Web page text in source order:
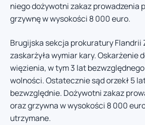
niego dożywotni zakaz prowadzenia
grzywnę w wysokości 8 000 euro.
Brugijska sekcja prokuratury Flandrii
zaskarżyła wymiar kary. Oskarżenie
więzienia, w tym 3 lat
wolności. Ostatecznie sąd orzekł 5
bezwzględnie. Dożywotni zakaz
oraz grzywna w wysokości 8 000
utrzymane.